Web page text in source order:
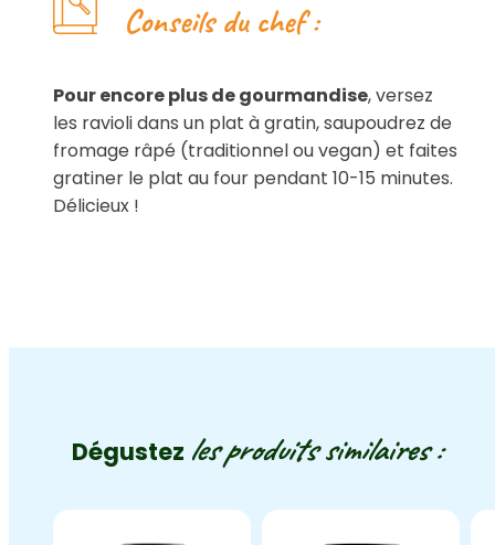
Conseils du chef :
Pour encore plus de gourmandise, versez
les ravioli dans un plat à gratin, saupoudrez de
fromage râpé (traditionnel ou vegan) et faites
gratiner le plat au four pendant 10-15 minutes.
Délicieux !
Dégustez les produits similaires :